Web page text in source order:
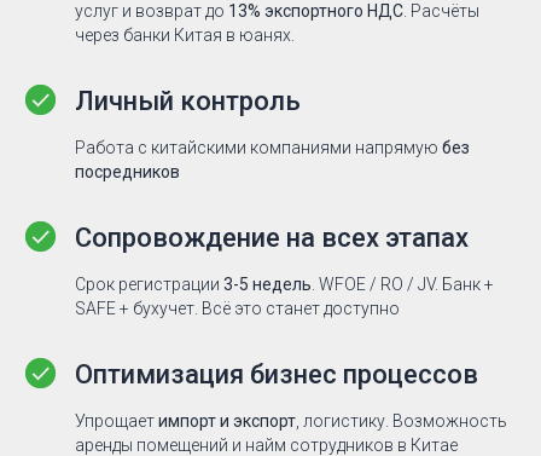
услуг и возврат до 13% экспортного НДС . Расчёты
через банки Китая в юанях.
Личный контроль
Работа с китайскими компаниями напрямую без
посредников
Сопровождение на всех этапах
Срок регистрации 3-5 недель . WFOE / RO / JV. Банк +
SAFE + бухучет. Всё это станет доступно
Оптимизация бизнес процессов
Упрощаетимпорт и экспорт , логистику. Возможность
аренды помещений и найм сотрудников в Китае